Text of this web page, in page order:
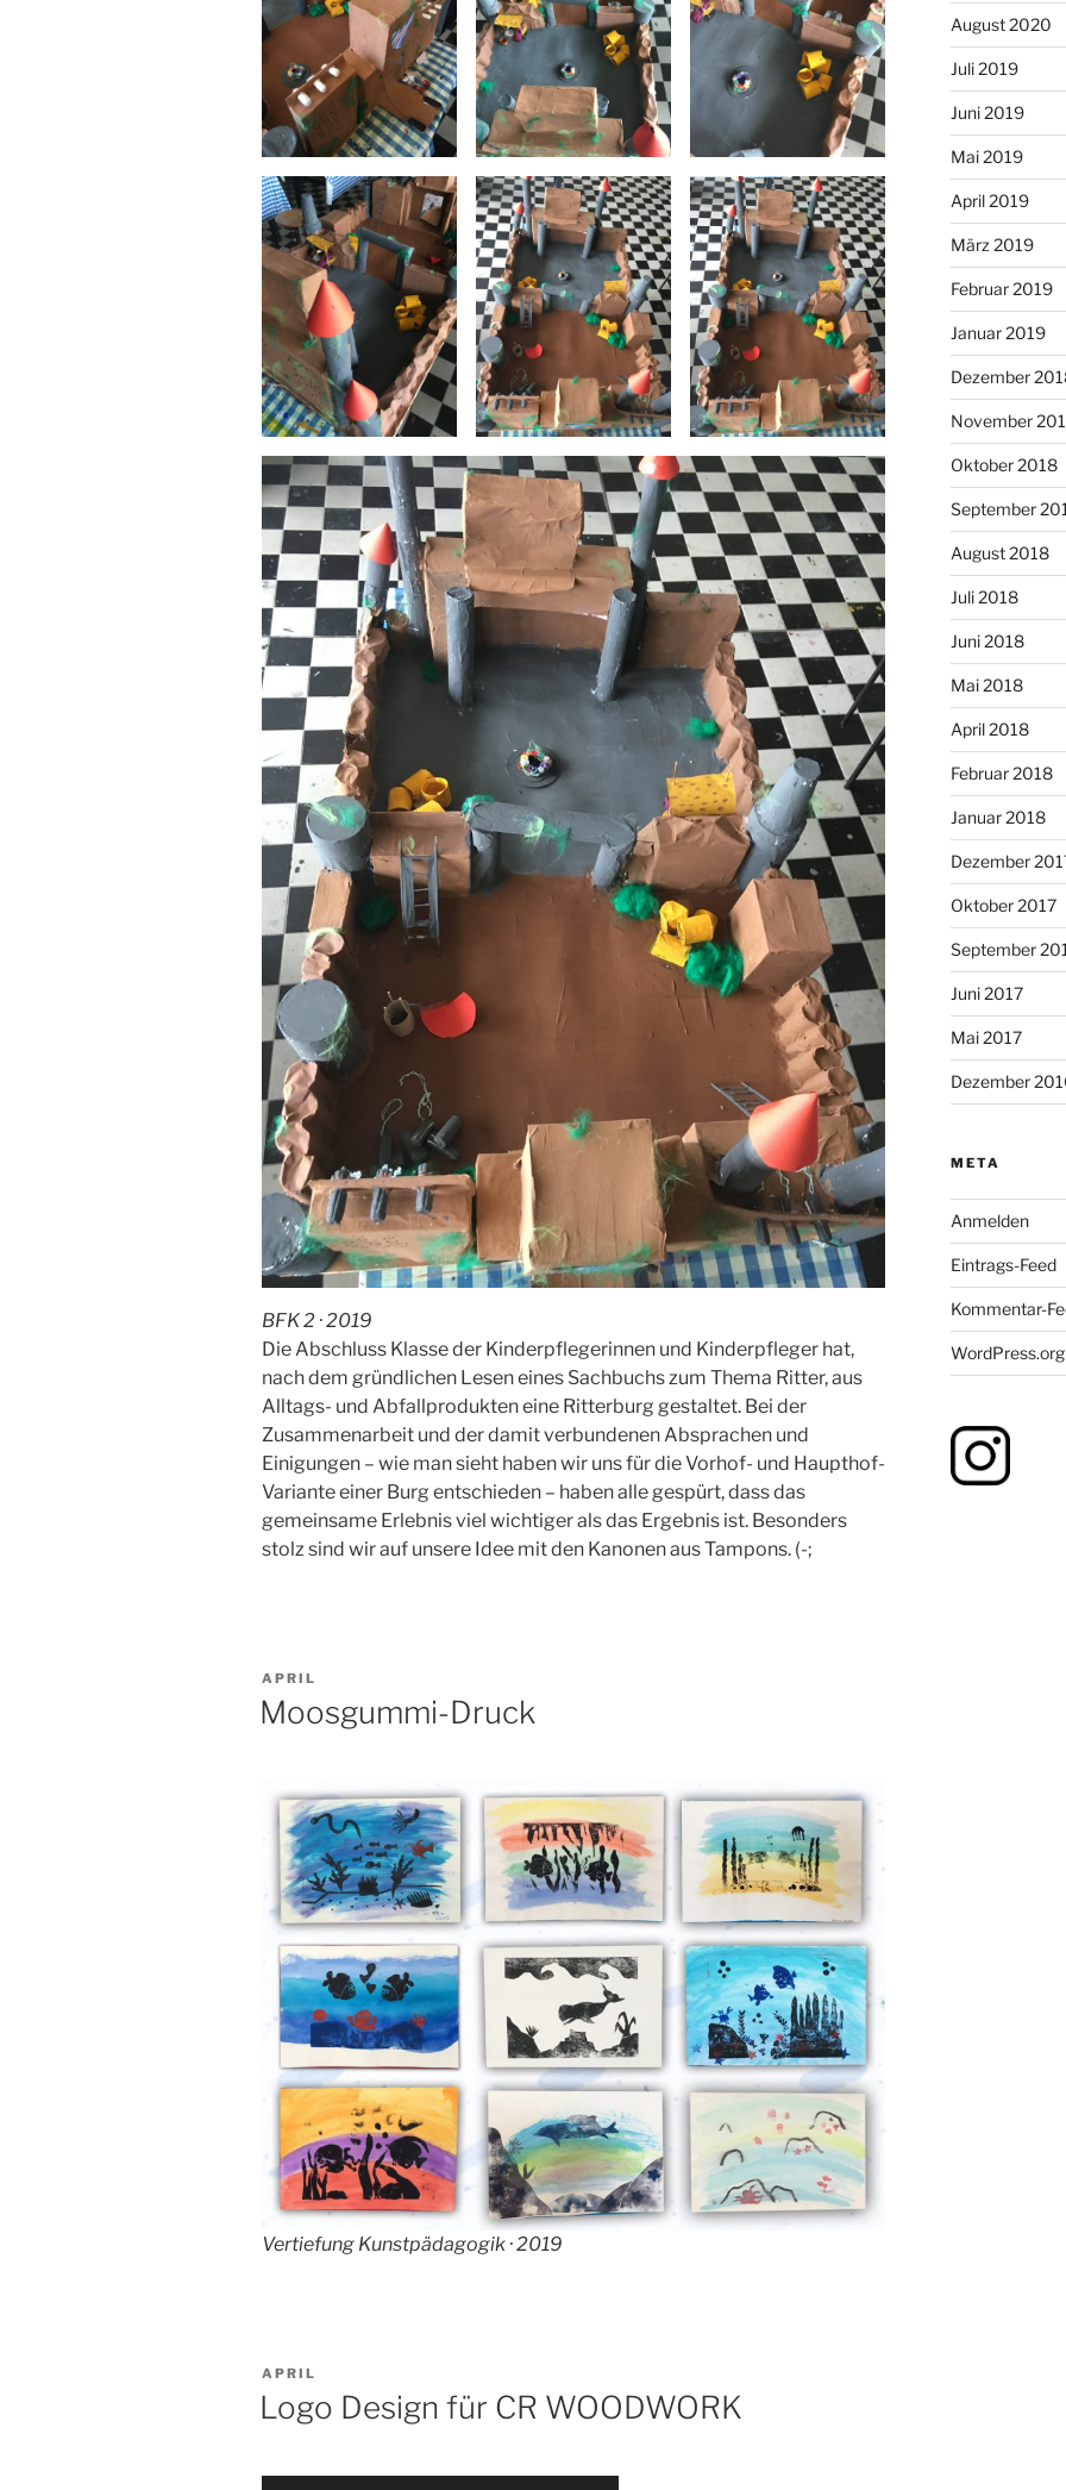
BFK 2 · 2019
Die Abschluss Klasse der Kinderpflegerinnen und Kinderpfleger hat,
nach dem gründlichen Lesen eines Sachbuchs zum Thema Ritter, aus
Alltags- und Abfallprodukten eine Ritterburg gestaltet. Bei der
Zusammenarbeit und der damit verbundenen Absprachen und
Einigungen – wie man sieht haben wir uns für die Vorhof- und Haupthof-
Variante einer Burg entschieden – haben alle gespürt, dass das
gemeinsame Erlebnis viel wichtiger als das Ergebnis ist. Besonders
stolz sind wir auf unsere Idee mit den Kanonen aus Tampons. (-;
VERÖFFENTLICHT
AM
APRIL
Moosgummi-Druck
Vertiefung Kunstpädagogik · 2019
VERÖFFENTLICHT
AM
APRIL
Logo Design für CR WOODWORK
August 2020
Juli 2019
Juni 2019
Mai 2019
April 2019
März 2019
Februar 2019
Januar 2019
Dezember
November
Oktober 2018
September
August 2018
Juli 2018
Juni 2018
Mai 2018
April 2018
Februar 2018
Januar 2018
Dezember
Oktober 2017
September
Juni 2017
Mai 2017
Dezember
META
Anmelden
Eintrags-Feed
Kommentar-
WordPress.org